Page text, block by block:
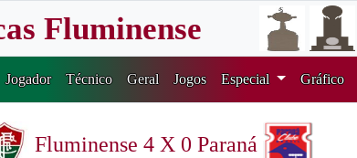
Fluminense
Jogador Técnico Geral Jogos Especial Gráfico
Fluminense 4 X 0 Paraná